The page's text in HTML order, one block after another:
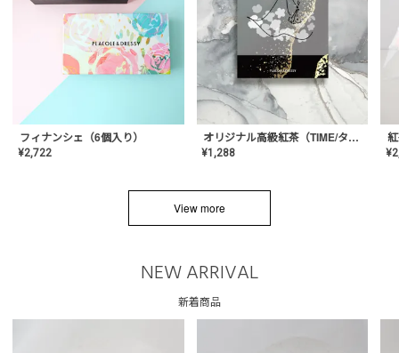
フィナンシェ（6個入り）
¥2,722
オリジナル高級紅茶（TIME/タイム）【ギフト/プチギフト/プレゼント/内祝い/結婚式/オリジナル配合/高品質/ハーブティー/茶葉/記念日/お返し/手土産/美容/おしゃれ】
¥1,288 ¥
View more
NEW ARRIVAL
新着商品